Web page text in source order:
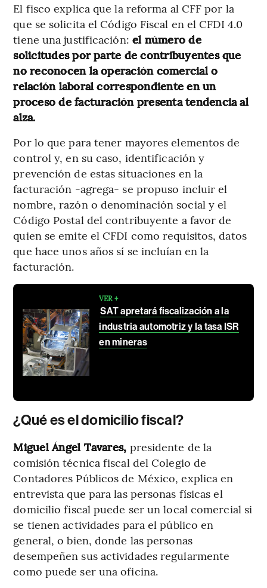
El fisco explica que la reforma al CFF por la
que se solicita el Código Fiscal en el CFDI 4.0
tiene una justificación: el número de
solicitudes por parte de contribuyentes que
no reconocen la operación comercial o
relación laboral correspondiente en un
proceso de facturación presenta tendencia al
alza.
Por lo que para tener mayores elementos de
control y, en su caso, identificación y
prevención de estas situaciones en la
facturación -agrega- se propuso incluir el
nombre, razón o denominación social y el
Código Postal del contribuyente a favor de
quien se emite el CFDI como requisitos, datos
que hace unos años sí se incluían en la
facturación.
VER +
SAT apretará fiscalización a la
industria automotriz y la tasa ISR
en mineras
¿Qué es el domicilio fiscal?
Miguel Ángel Tavares, presidente de la
comisión técnica fiscal del Colegio de
Contadores Públicos de México, explica en
entrevista que para las personas físicas el
domicilio fiscal puede ser un local comercial si
se tienen actividades para el público en
general, o bien, donde las personas
desempeñen sus actividades regularmente
como puede ser una oficina.